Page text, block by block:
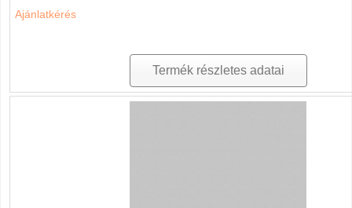
Ajánlatkérés
Termék részletes adatai